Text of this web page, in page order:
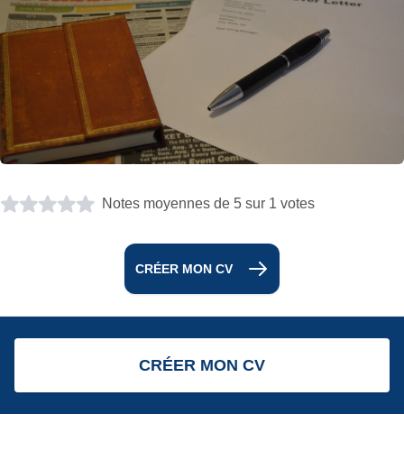
Notes moyennes de 5 sur 1 votes
CRÉER MON CV
CRÉER MON CV